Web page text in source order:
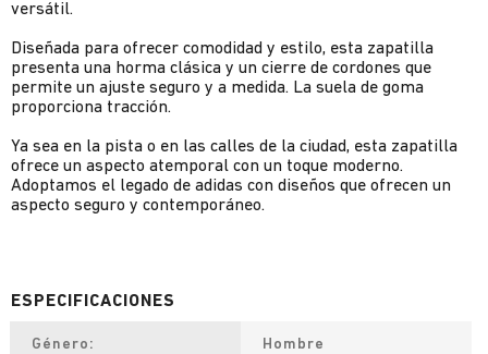
versátil.
Diseñada para ofrecer comodidad y estilo, esta zapatilla
presenta una horma clásica y un cierre de cordones que
permite un ajuste seguro y a medida. La suela de goma
proporciona tracción.
Ya sea en la pista o en las calles de la ciudad, esta zapatilla
ofrece un aspecto atemporal con un toque moderno.
Adoptamos el legado de adidas con diseños que ofrecen un
aspecto seguro y contemporáneo.
Género Hombre